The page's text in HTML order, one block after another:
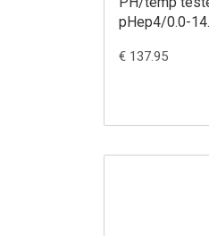
pHep4/0.0-
€ 137.95